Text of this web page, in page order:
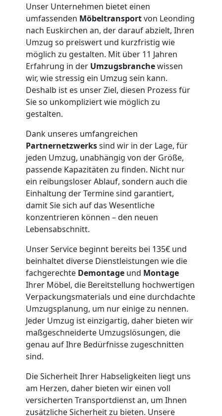
Unser Unternehmen bietet einen
umfassenden Möbeltransportvon Leonding
nach Euskirchen an, der darauf abzielt, Ihren
Umzug so preiswert und kurzfristig wie
möglich zu gestalten. Mit über 11 Jahren
Erfahrung in der Umzugsbranchewissen
wir, wie stressig ein Umzug sein kann.
Deshalb ist es unser Ziel, diesen Prozess für
Sie so unkompliziert wie möglich zu
gestalten.
Dank unseres umfangreichen
Partnernetzwerkssind wir in der Lage, für
jeden Umzug, unabhängig von der Größe,
passende Kapazitäten zu finden. Nicht nur
ein reibungsloser Ablauf, sondern auch die
Einhaltung der Termine sind garantiert,
damit Sie sich auf das Wesentliche
konzentrieren können – den neuen
Lebensabschnitt.
Unser Service beginnt bereits bei 135€ und
beinhaltet diverse Dienstleistungen wie die
fachgerechte Demontage und Montage
Ihrer Möbel, die Bereitstellung hochwertigen
Verpackungsmaterials und eine durchdachte
Umzugsplanung, um nur einige zu nennen.
Jeder Umzug ist einzigartig, daher bieten wir
maßgeschneiderte Umzugslösungen, die
genau auf Ihre Bedürfnisse zugeschnitten
sind.
Die Sicherheit Ihrer Habseligkeiten liegt uns
am Herzen, daher bieten wir einen voll
versicherten Transportdienst an, um Ihnen
zusätzliche Sicherheit zu bieten. Unsere
Umzugshelfer
Leonding
Möbeltaxi
Leonding
Kleintransport
Leonding
Möbelmontage
Leonding
Möbeltransport
Leonding